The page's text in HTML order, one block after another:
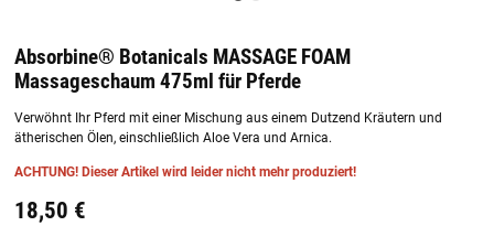
Absorbine® Botanicals MASSAGE FOAM
Massageschaum 475ml für Pferde
Verwöhnt Ihr Pferd mit einer Mischung aus einem Dutzend Kräutern und
ätherischen Ölen, einschließlich Aloe Vera und Arnica.
ACHTUNG! Dieser Artikel wird leider nicht mehr produziert!
18,50 €